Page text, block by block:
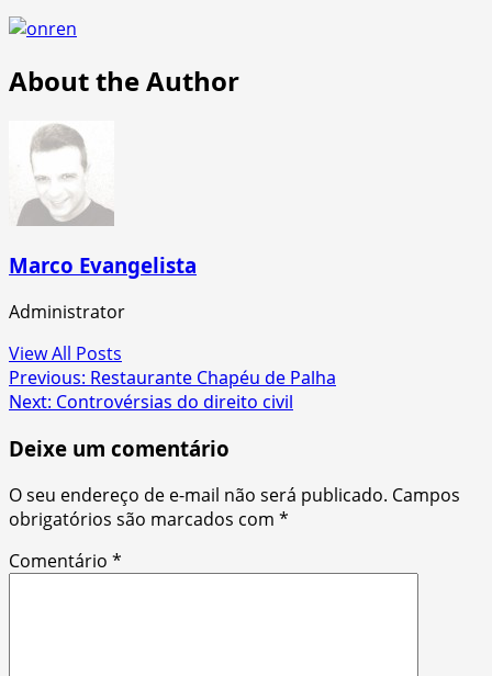
About the Author
Marco Evangelista
Administrator
View All Posts
Post
navigation
Previous: Restaurante Chapéu de Palha
Next: Controvérsias do direito civil
Deixe um comentário
O seu endereço de e-mail não será publicado. Campos
obrigatórios são marcados com *
Comentário *